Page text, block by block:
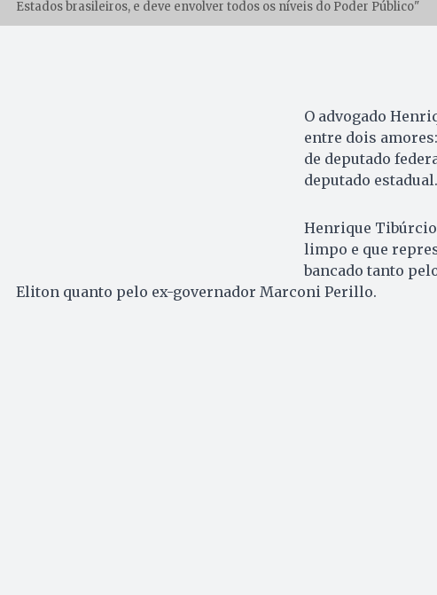
Estados brasileiros, e deve envolver todos os níveis do Poder Público"
O advogado
entre dois
de deputado
deputado estadual.
Henrique
limpo e que
bancado tanto
Eliton quanto pelo ex-governador Marconi Perillo.